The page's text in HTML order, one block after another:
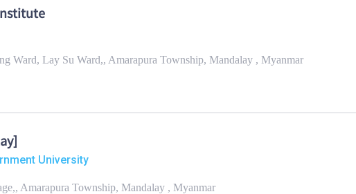
Ward, Lay Su Ward,, Amarapura Township, Mandalay , Myanmar
University
Amarapura Township, Mandalay , Myanmar